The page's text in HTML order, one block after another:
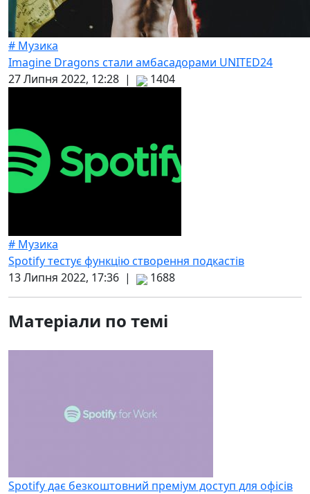
# Музика
Imagine Dragons стали амбасадорами UNITED24
27 Липня 2022, 12:28 |
1404
# Музика
Spotify тестує функцію створення подкастів
13 Липня 2022, 17:36 |
1688
Матеріали по темі
Spotify дає безкоштовний преміум доступ для офісів